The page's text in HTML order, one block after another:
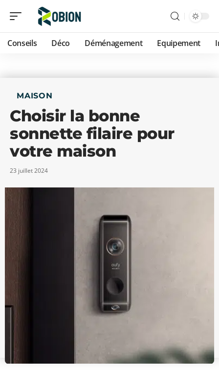
Conseils Déco Déménagement Equipement
MAISON
Choisir la bonne
sonnette filaire pour
votre maison
23 juillet 2024